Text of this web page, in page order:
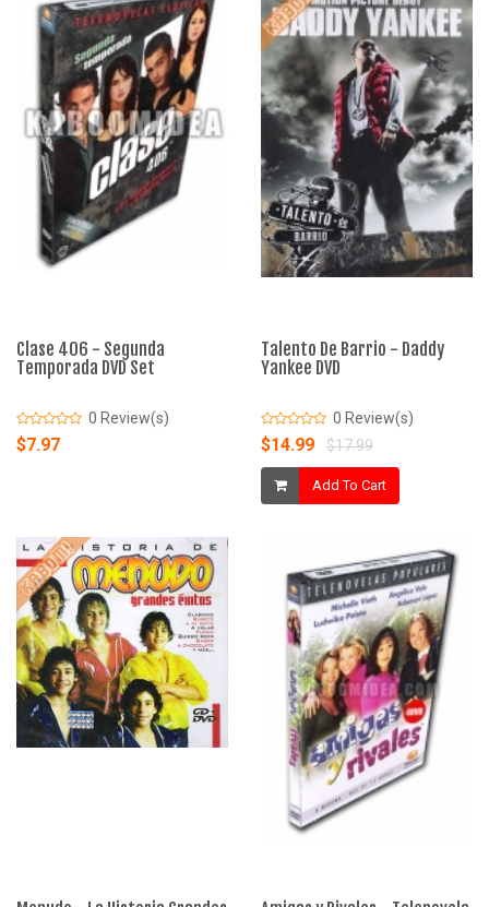
Clase 406 - Segunda
Temporada DVD Set
0 Review(s)
$7.97
Talento De Barrio - Daddy
Yankee DVD
0 Review(s)
$14.99 $17.99
Add To Cart